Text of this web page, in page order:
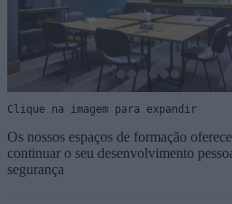
Clique na imagem para expandir
Os nossos espaços de formação
continuar o seu desenvolvimento
segurança